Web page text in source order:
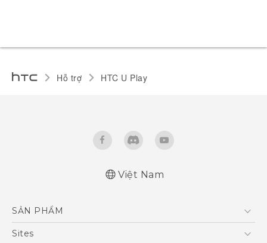
Hỗ trợ HTC U Play‎
Việt Nam
SẢN PHẨM
5G
Sites